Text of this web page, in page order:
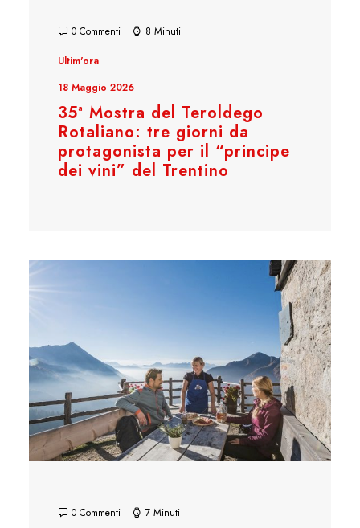
0 Commenti 8 Minuti
Ultim'ora
18 Maggio 2026
35ª Mostra del Teroldego
Rotaliano: tre giorni da
protagonista per il “principe
dei vini” del Trentino
0 Commenti 7 Minuti